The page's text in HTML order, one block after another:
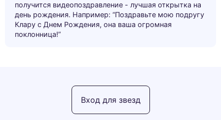
получится видеопоздравление - лучшая открытка на
день рождения. Например: “Поздравьте мою подругу
Клару с Днем Рождения, она ваша огромная
поклонница!”
Вход для звезд